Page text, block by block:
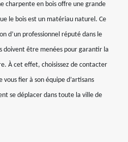
charpente en bois offre une grande
le bois est un matériau naturel. Ce
d’un professionnel réputé dans le
doivent être menées pour garantir la
À cet effet, choisissez de contacter
fier à son équipe d’artisans
se déplacer dans toute la ville de